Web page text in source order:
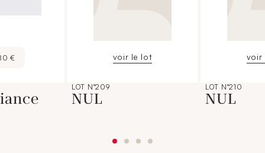
€ voir le lot
LOT N°209
NUL
voir
LOT N°210
NUL